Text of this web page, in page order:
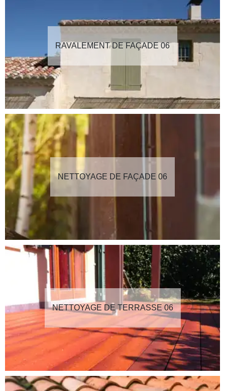
RAVALEMENT DE FAÇADE 06
NETTOYAGE DE FAÇADE 06
NETTOYAGE DE TERRASSE 06